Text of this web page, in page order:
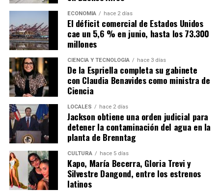
ECONOMÍA hace 2 días
El déficit comercial de Estados Unidos
cae un 5,6 % en junio, hasta los 73.300
millones
CIENCIA Y TECNOLOGÍA hace 3 días
De la Espriella completa su gabinete
con Claudia Benavides como ministra de
Ciencia
LOCALES hace 2 días
Jackson obtiene una orden judicial para
detener la contaminación del agua en la
planta de Brenntag
CULTURA hace 5 días
Kapo, María Becerra, Gloria Trevi y
Silvestre Dangond, entre los estrenos
latinos